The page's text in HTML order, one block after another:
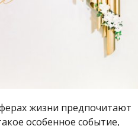
жизни предпочитают
особенное событие,